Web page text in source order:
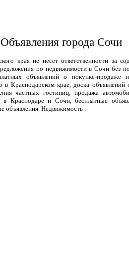
Объявления города Сочи
края не несет ответственности за
по недвижимости в Сочи без
объявлений о покупке-продаже
в Краснодарском крае, доска
частных гостиниц, продажа
в Краснодаре и Сочи, бесплатные
объявления. Недвижимость .